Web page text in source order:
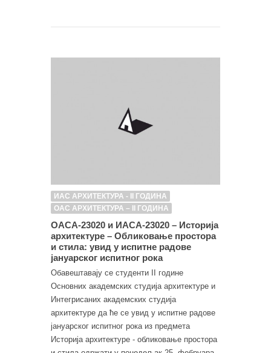
ИАС АРХИТЕКТУРА - II ГОДИНА
ОАС АРХИТЕКТУРА – II ГОДИНА
ОАСА-23020 и ИАСА-23020 – Историја
архитектуре – Обликовање простора
и стила: увид у испитне радове
јануарског испитног рока
Обавештавају се студенти II године
Основних академских студија архитектуре и
Интегрисаних академских студија
архитектуре да ће се увид у испитне радове
јануарског испитног рока из предмета
Историја архитектуре - обликовање простора